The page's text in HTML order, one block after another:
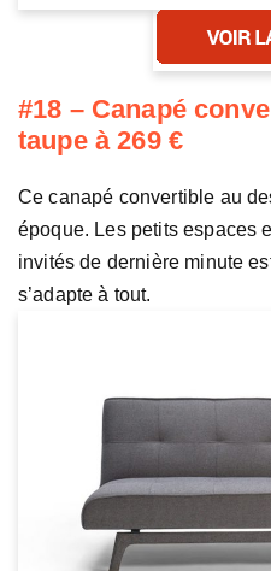
#18 – Canapé
taupe à 269 €
Ce canapé convertible au
époque. Les petits espaces
invités de dernière minute
s’adapte à tout.